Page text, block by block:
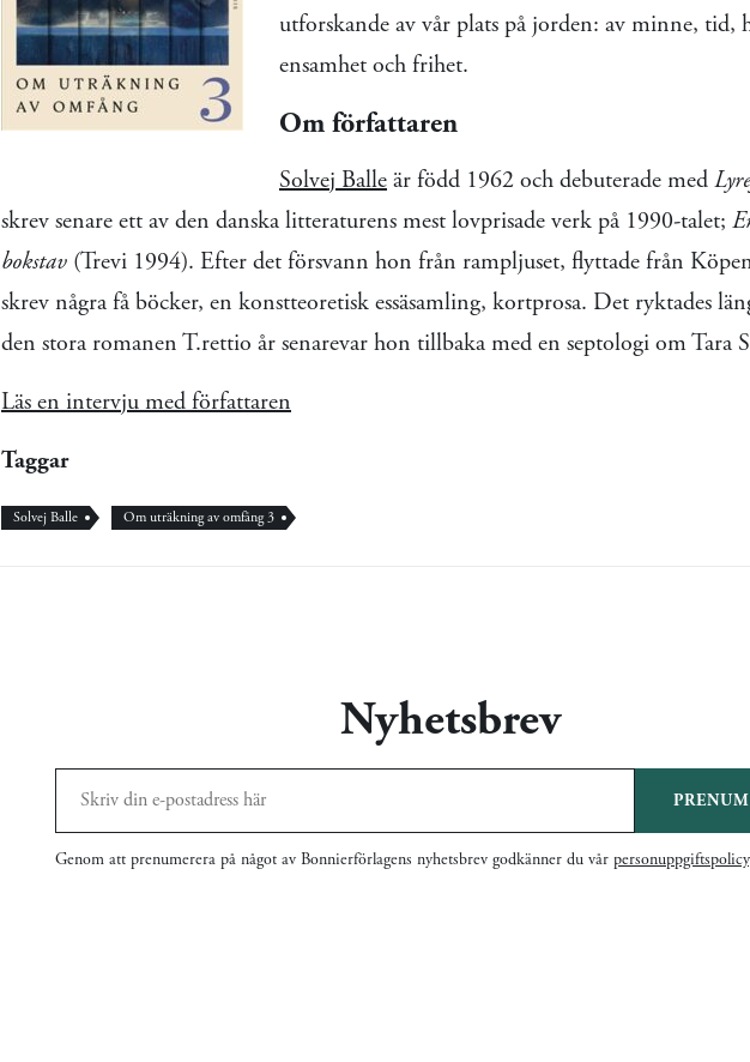
utforskande av vår plats på jorden: av minne, tid,
ensamhet och frihet.
Om författaren
Solvej Balle är född 1962 och debuterade med
skrev senare ett av den danska litteraturens mest lovprisade verk på 1990-talet;
bokstav (Trevi 1994). Efter det försvann hon från rampljuset, flyttade från
skrev några få böcker, en konstteoretisk essäsamling, kortprosa. Det ryktades
den stora romanen T.rettio år senarevar hon tillbaka med en septologi om Tara
Läs en intervju med författaren
Taggar
Solvej Balle Om uträkning av omfång 3
Nyhetsbrev
Genom att prenumerera på något av Bonnierförlagens nyhetsbrev godkänner du vår personuppgiftspolicy